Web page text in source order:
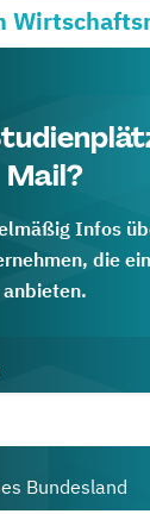
Mail?
Infos
die
anbieten.
Bundesland